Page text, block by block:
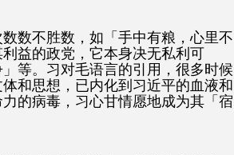
数不胜数，如「手中有粮，心里不
益的政党，它本身决无私利可
等。习对毛语言的引用，很多时候
和思想，已内化到习近平的血液和
的病毒，习心甘情愿地成为其「宿